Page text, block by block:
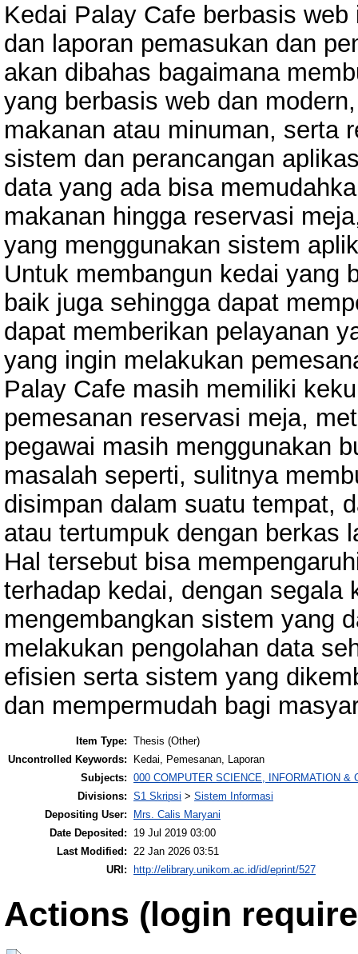
Kedai Palay Cafe berbasis
dan laporan pemasukan dan
akan dibahas bagaimana
yang berbasis web dan
makanan atau minuman, serta
sistem dan perancangan
data yang ada bisa
makanan hingga reservasi
yang menggunakan sistem
Untuk membangun kedai yang
baik juga sehingga dapat
dapat memberikan pelayanan
yang ingin melakukan
Palay Cafe masih memiliki
pemesanan reservasi meja,
pegawai masih menggunakan
masalah seperti, sulitnya
disimpan dalam suatu tempat,
atau tertumpuk dengan berkas
Hal tersebut bisa
terhadap kedai, dengan segala
mengembangkan sistem yang
melakukan pengolahan data
efisien serta sistem yang
dan mempermudah bagi
Item Type: Thesis (Other)
Uncontrolled Keywords:
Kedai, Pemesanan, Laporan
Subjects: 000 COMPUTER SCIENCE, INFORMATION &
Divisions: S1 Skripsi > Sistem Informasi
Depositing User:
Mrs. Calis Maryani
Date Deposited:
19 Jul 2019 03:00
Last Modified:
22 Jan 2026 03:51
URI:
http://elibrary.unikom.ac.id/id/eprint/527
Actions (login